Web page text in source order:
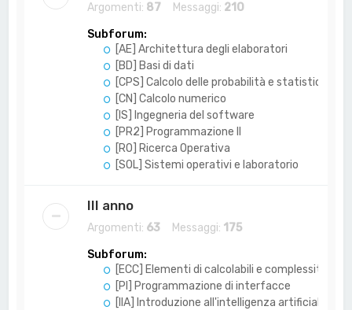
Argomenti: 87 Messaggi: 210
Subforum:
[AE] Architettura degli elaboratori
[BD] Basi di dati
[CPS] Calcolo delle probabilità e statistica
[CN] Calcolo numerico
[IS] Ingegneria del software
[PR2] Programmazione II
[RO] Ricerca Operativa
[SOL] Sistemi operativi e laboratorio
III anno
Argomenti: 63 Messaggi: 175
Subforum:
[ECC] Elementi di calcolabili e complessità
[PI] Programmazione di interfacce
[IIA] Introduzione all'intelligenza artificiale